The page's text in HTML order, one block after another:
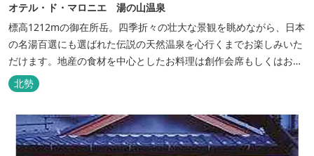
オテル・ド・マロニエ 湯の山温泉
標高1212mの御在所岳。四季折々の壮大な景観を眺めながら、日本
の名湯百選にも選ばれた伝説の天然温泉を心行くまでお楽しみいた
だけます。地産の食材を中心としたお料理は創作会席もしくはお箸
でもお楽しみいただける本格フレンチをお選びいただけ、会席・フ
レンチコースとも同じテーブルにてご賞味いただけます。また館内
やお食事は浴衣姿でお楽しみいただけます。ゆったり、気軽に安心
していただける会員制リゾートホ...
北勢